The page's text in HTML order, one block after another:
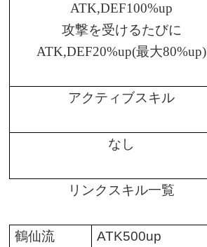
ATK,DEF100%up
攻撃を受けるたびに
ATK,DEF20%up(最大80%up)
アクティブスキル
なし
リンクスキル一覧
鶴仙流 ATK500up